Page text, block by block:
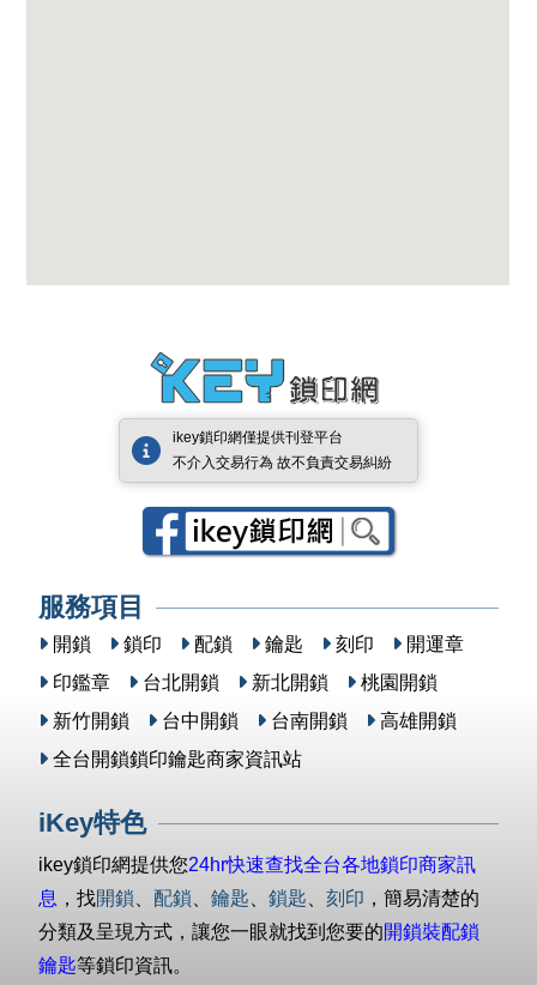
ikey鎖印網僅提供刊登平台
不介入交易行為 故不負責交易糾紛
服務項目
開鎖 鎖印 配鎖 鑰匙 刻印
開運章
印鑑章
台北開鎖 新北開鎖
桃園開鎖
新竹開鎖
台中開鎖 台南開鎖
高雄開鎖
全台開鎖鎖印鑰匙商家資訊站
iKey特色
ikey鎖印網提供您24hr快速查找全台各地鎖印商家訊
息 ，找開鎖、 配鎖、鑰匙、鎖匙、刻印 ，簡易清楚的
分類及呈現方式，讓您一眼就找到您要的開鎖裝配鎖
鑰匙等鎖印資訊。